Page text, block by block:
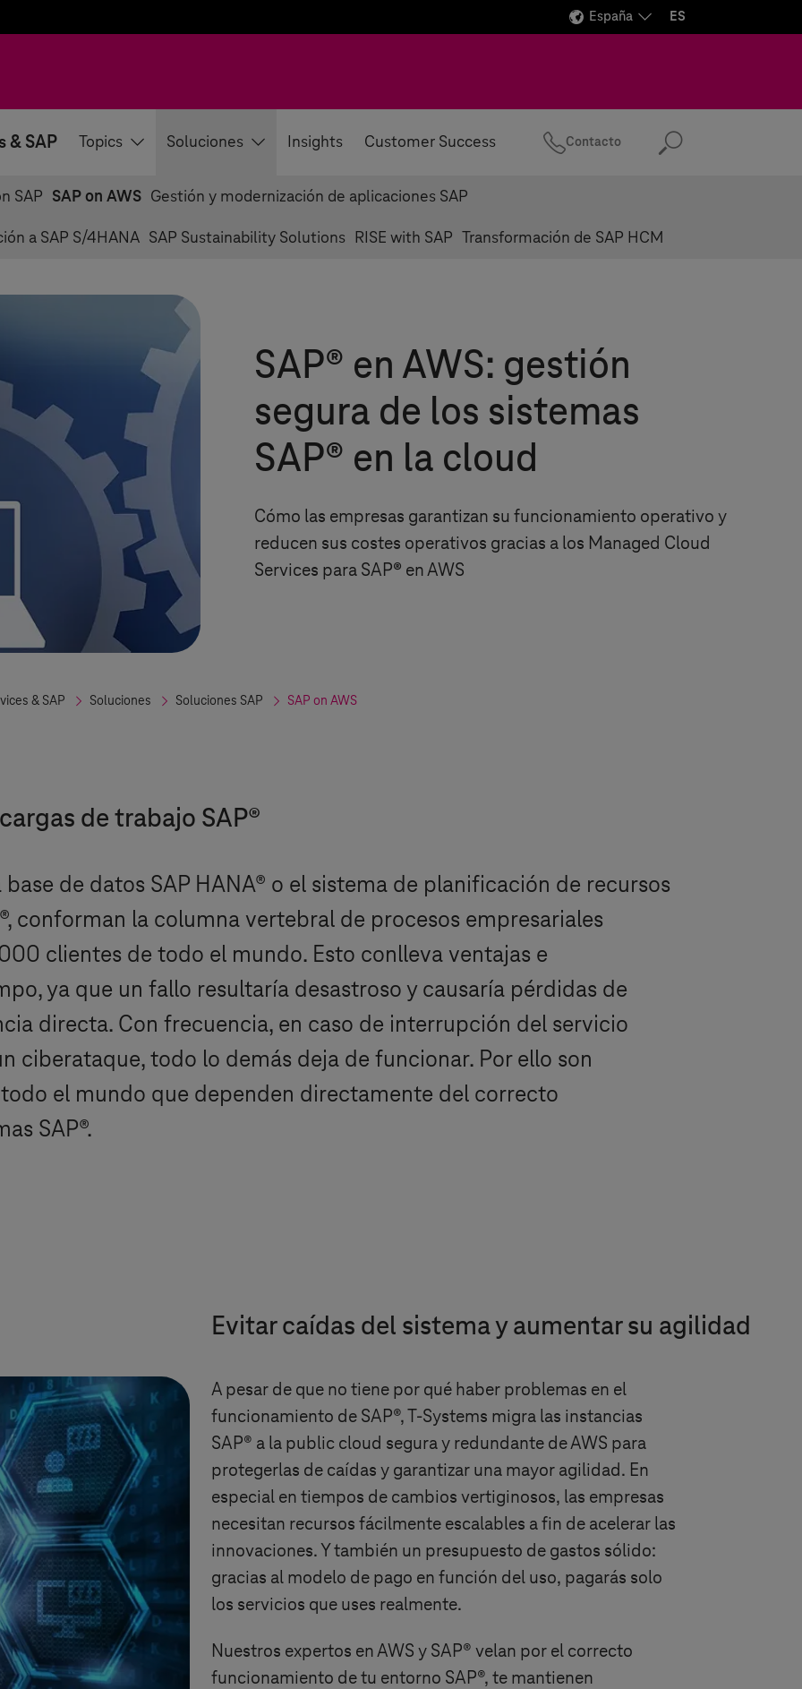
España ES
& SAP Topics Soluciones Insights Customer Success Contacto Buscar
SAP SAP on AWS Gestión y modernización de aplicaciones SAP
a SAP S/4HANA SAP Sustainability Solutions RISE with SAP Transformación de SAP HCM
SAP® en AWS: gestión
segura de los sistemas
SAP® en la cloud
Cómo las empresas garantizan su funcionamiento operativo y
reducen sus costes operativos gracias a los Managed Cloud
Services para SAP® en AWS
& SAP Soluciones Soluciones SAP SAP on AWS
de trabajo SAP®
base de datos SAP HANA® o el sistema de planificación de recursos
conforman la columna vertebral de procesos empresariales
clientes de todo el mundo. Esto conlleva ventajas e
ya que un fallo resultaría desastroso y causaría pérdidas de
directa. Con frecuencia, en caso de interrupción del servicio
ciberataque, todo lo demás deja de funcionar. Por ello son
el mundo que dependen directamente del correcto
SAP®.
Evitar caídas del sistema y aumentar su agilidad
A pesar de que no tiene por qué haber problemas en el
funcionamiento de SAP®,T-Systems migra las instancias
SAP® a la public cloud segura y redundante de AWS para
protegerlas de caídas y garantizar una mayor agilidad. En
especial en tiempos de cambios vertiginosos, las empresas
necesitan recursos fácilmente escalables a fin de acelerar las
innovaciones. Y también un presupuesto de gastos sólido:
gracias al modelo de pago en función del uso, pagarás solo
los servicios que uses realmente.
Nuestros expertos en AWS y SAP® velan por el correcto
funcionamiento de tu entorno SAP®, te mantienen